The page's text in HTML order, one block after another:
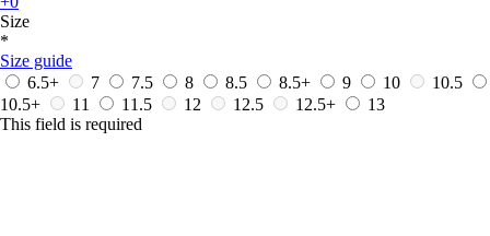
Size
*
Size guide
6.5+
7 7.5 8 8.5 8.5+ 9 10
10.5
10.5+
11 11.5 12 12.5 12.5+
13
This field is required